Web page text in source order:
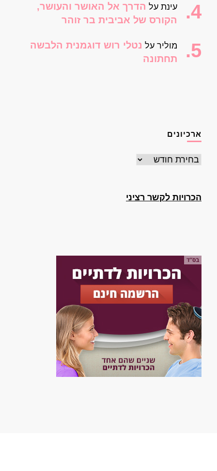
עינת על הדרך אל האושר והעושר,
הקורס של אביבית בר זוהר
מוליר על נטלי רוש דוגמנית הלבשה
תחתונה
ארכיונים
ארכיונים
הכרויות לקשר רציני